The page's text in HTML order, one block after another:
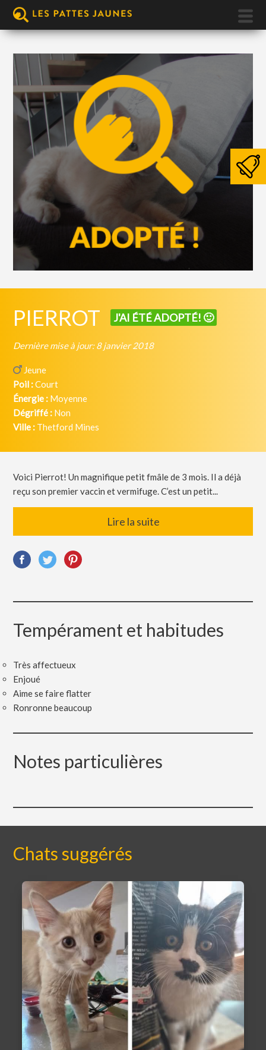
PIERROT J'AI ÉTÉ ADOPTÉ! 🙂
Dernière mise à jour: 8 janvier 2018
Jeune
Poil :Court
Énergie : Moyenne
Dégriffé : Non
Ville : Thetford Mines
Voici Pierrot! Un magnifique petit fmâle de 3 mois. Il a déjà
reçu son premier vaccin et vermifuge. C’est un petit...
Lire la suite
Tempérament et habitudes
Très affectueux
Enjoué
Aime se faire flatter
Ronronne beaucoup
Notes particulières
Chats suggérés